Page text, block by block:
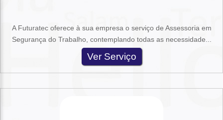
A Futuratec oferece à sua empresa o serviço de Assessoria em
Segurança do Trabalho, contemplando todas as necessidade...
Ver Serviço